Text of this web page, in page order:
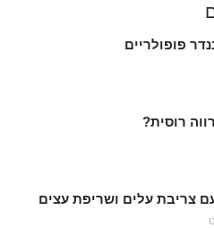
פופולריים
רוסית?
צריבת עלים ושריפת עצים